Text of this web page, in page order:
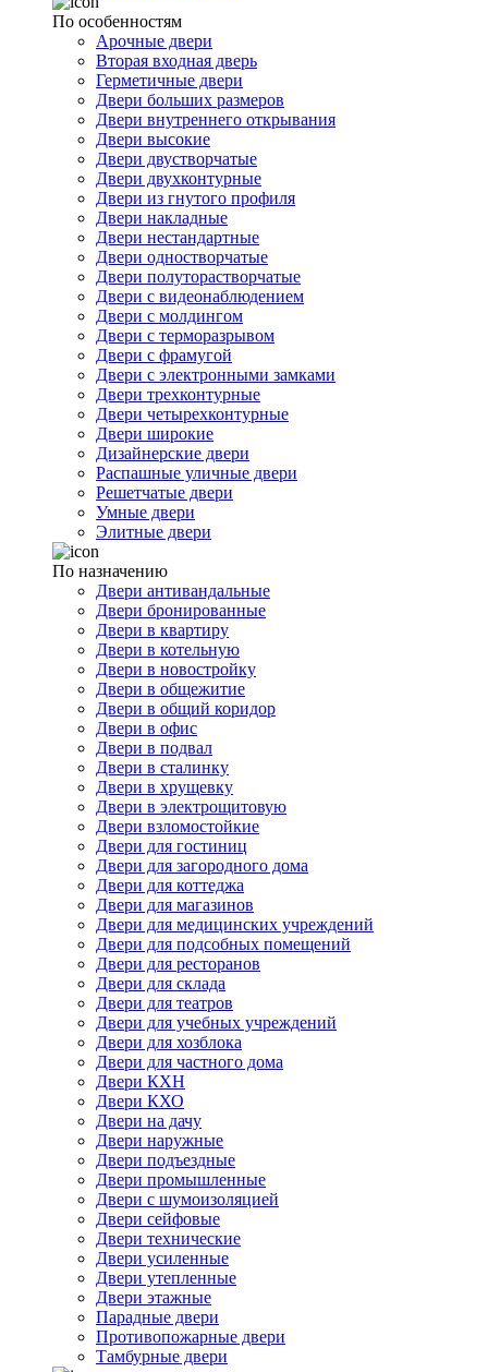
По особенностям
Арочные двери
Вторая входная дверь
Герметичные двери
Двери больших размеров
Двери внутреннего открывания
Двери высокие
Двери двустворчатые
Двери двухконтурные
Двери из гнутого профиля
Двери накладные
Двери нестандартные
Двери одностворчатые
Двери полуторастворчатые
Двери с видеонаблюдением
Двери с молдингом
Двери с терморазрывом
Двери с фрамугой
Двери с электронными замками
Двери трехконтурные
Двери четырехконтурные
Двери широкие
Дизайнерские двери
Распашные уличные двери
Решетчатые двери
Умные двери
Элитные двери
По назначению
Двери антивандальные
Двери бронированные
Двери в квартиру
Двери в котельную
Двери в новостройку
Двери в общежитие
Двери в общий коридор
Двери в офис
Двери в подвал
Двери в сталинку
Двери в хрущевку
Двери в электрощитовую
Двери взломостойкие
Двери для гостиниц
Двери для загородного дома
Двери для коттеджа
Двери для магазинов
Двери для медицинских учреждений
Двери для подсобных помещений
Двери для ресторанов
Двери для склада
Двери для театров
Двери для учебных учреждений
Двери для хозблока
Двери для частного дома
Двери КХН
Двери КХО
Двери на дачу
Двери наружные
Двери подъездные
Двери промышленные
Двери с шумоизоляцией
Двери сейфовые
Двери технические
Двери усиленные
Двери утепленные
Двери этажные
Парадные двери
Противопожарные двери
Тамбурные двери